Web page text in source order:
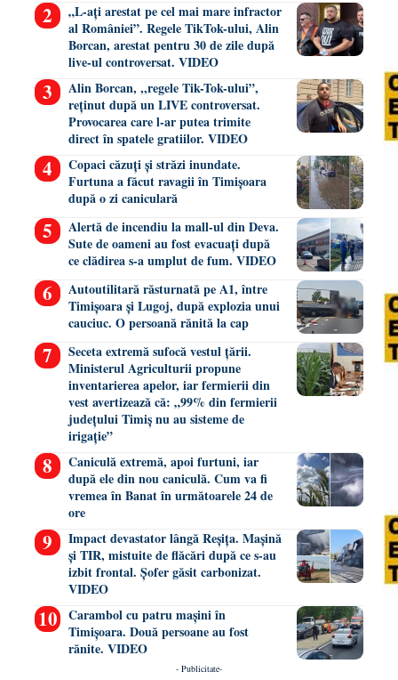
„L-ați arestat pe cel mai mare infractor
al României”. Regele TikTok-ului, Alin
Borcan, arestat pentru 30 de zile după
live-ul controversat. VIDEO
Alin Borcan, ,,regele Tik-Tok-ului”,
reținut după un LIVE controversat.
Provocarea care l-ar putea trimite
direct în spatele gratiilor. VIDEO
Copaci căzuți și străzi inundate.
Furtuna a făcut ravagii în Timișoara
după o zi caniculară
Alertă de incendiu la mall-ul din Deva.
Sute de oameni au fost evacuați după
ce clădirea s-a umplut de fum. VIDEO
Autoutilitară răsturnată pe A1, între
Timișoara și Lugoj, după explozia unui
cauciuc. O persoană rănită la cap
Seceta extremă sufocă vestul țării.
Ministerul Agriculturii propune
inventarierea apelor, iar fermierii din
vest avertizează că: „99% din fermierii
județului Timiș nu au sisteme de
irigație”
Caniculă extremă, apoi furtuni, iar
după ele din nou caniculă. Cum va fi
vremea în Banat în următoarele 24 de
ore
Impact devastator lângă Reșița. Mașină
și TIR, mistuite de flăcări după ce s-au
izbit frontal. Șofer găsit carbonizat.
VIDEO
Carambol cu patru mașini în
Timișoara. Două persoane au fost
rănite. VIDEO
- Publicitate-